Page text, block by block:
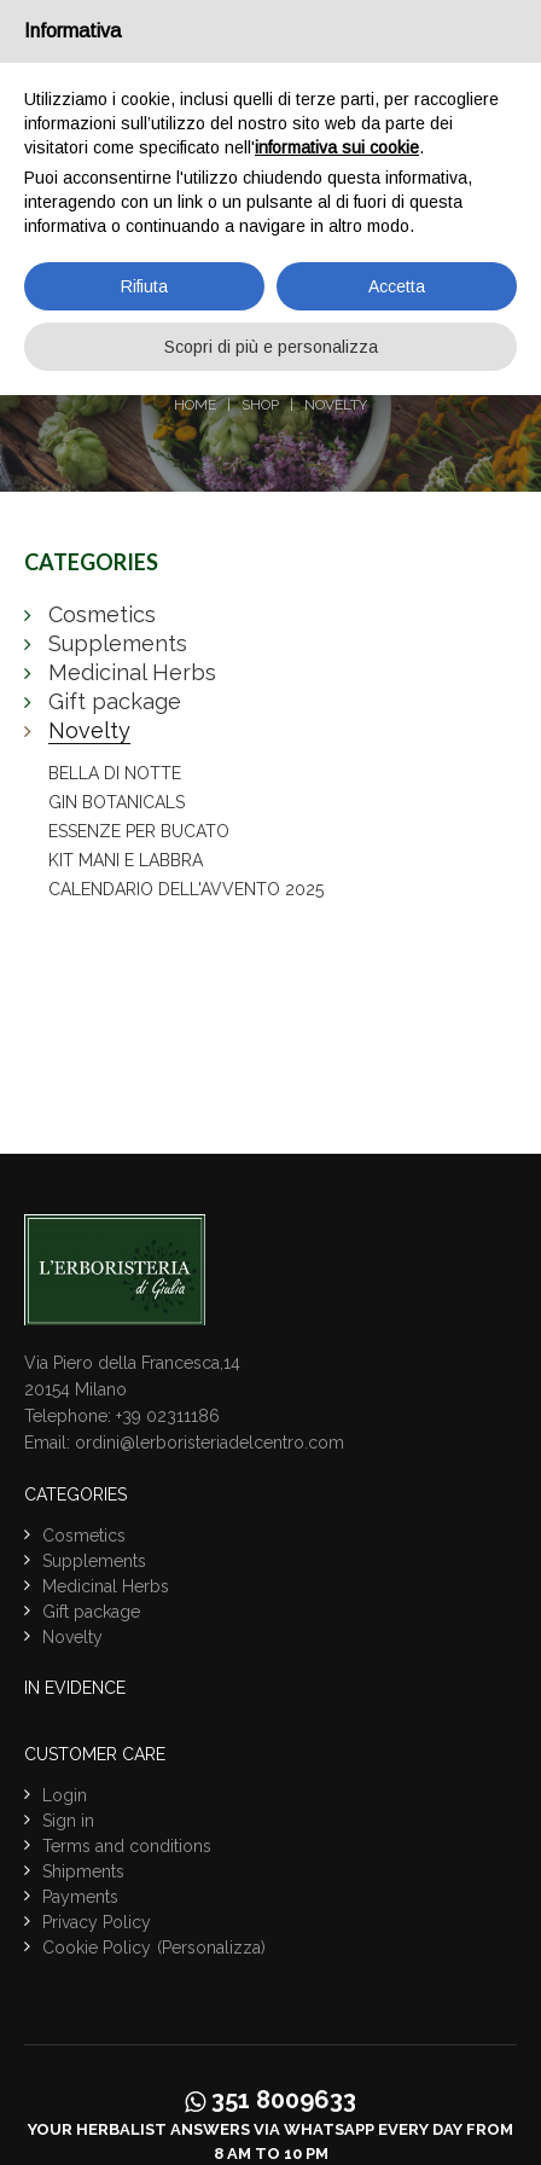
Who we are Shipments Payments Contacts IT EN
NOVELTY
HOME SHOP NOVELTY
CATEGORIES
Cosmetics
Supplements
Medicinal Herbs
Gift package
Novelty
BELLA DI NOTTE
GIN BOTANICALS
ESSENZE PER BUCATO
KIT MANI E LABBRA
CALENDARIO DELL'AVVENTO 2025
Via Piero della Francesca,14
20154 Milano
Telephone: +39 02311186
Email: ordini@lerboristeriadelcentro.com
CATEGORIES
Cosmetics
Supplements
Medicinal Herbs
Gift package
Novelty
IN EVIDENCE
CUSTOMER CARE
Login
Sign in
Terms and conditions
Shipments
Payments
Privacy Policy
Cookie Policy (Personalizza)
351 8009633
YOUR HERBALIST ANSWERS VIA WHATSAPP EVERY DAY FROM
8 AM TO 10 PM
Informativa
Utilizziamo i cookie, inclusi quelli di terze parti, per raccogliere
informazioni sull’utilizzo del nostro sito web da parte dei
visitatori come specificato nell'informativa sui cookie.
Puoi acconsentirne l'utilizzo chiudendo questa informativa,
interagendo con un link o un pulsante al di fuori di questa
informativa o continuando a navigare in altro modo.
Rifiuta Accetta
Scopri di più e personalizza